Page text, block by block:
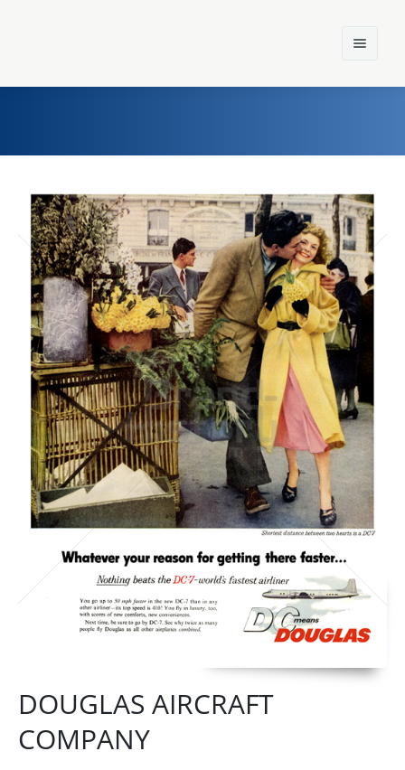
Einst und Heute
Marken
Konzerne
Epoche
DOUGLAS AIRCRAFT
COMPANY